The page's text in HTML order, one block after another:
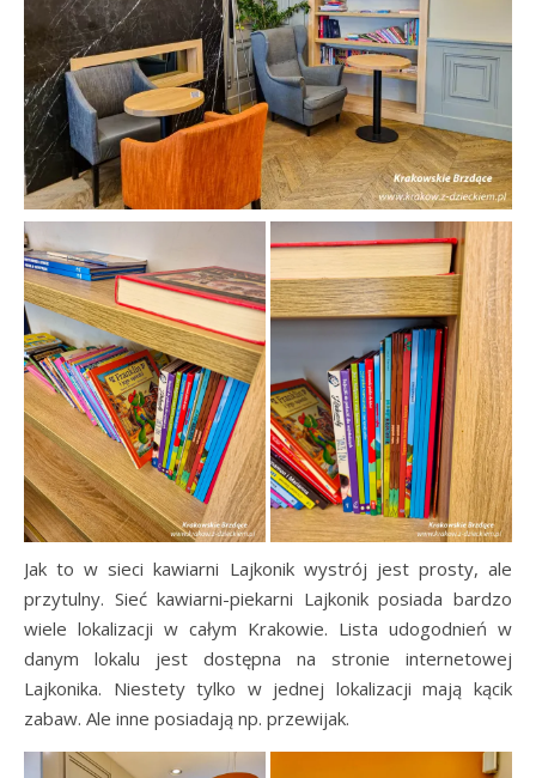
Jak to w sieci kawiarni Lajkonik wystrój jest prosty, ale
przytulny. Sieć kawiarni-piekarni Lajkonik posiada bardzo
wiele lokalizacji w całym Krakowie. Lista udogodnień w
danym lokalu jest dostępna na stronie internetowej
Lajkonika. Niestety tylko w jednej lokalizacji mają kącik
zabaw. Ale inne posiadają np. przewijak.